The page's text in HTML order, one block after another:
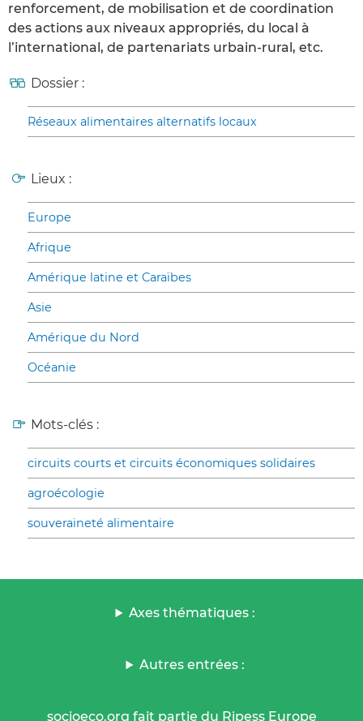
renforcement, de mobilisation et de coordination
des actions aux niveaux appropriés, du local à
l’international, de partenariats urbain-rural, etc.
Dossier :
Réseaux alimentaires alternatifs locaux
Lieux :
Europe
Afrique
Amérique latine et Caraïbes
Asie
Amérique du Nord
Océanie
Mots-clés :
circuits courts et circuits économiques solidaires
agroécologie
souveraineté alimentaire
Axes thématiques :
Autres entrées :
socioeco.org fait partie du Ripess Europe